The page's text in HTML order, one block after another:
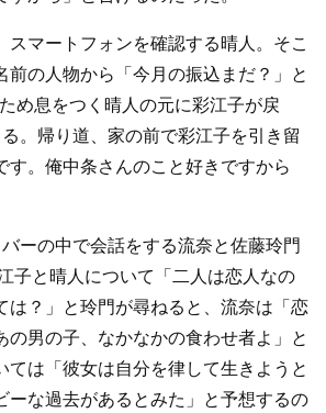
スマートフォンを確認する晴人。そこ
前の人物から「今月の振込まだ？」と
め息をつく晴人の元に彩江子が戻
。帰り道、家の前で彩江子を引き留
す。俺中条さんのこと好きですから
ーの中で会話をする流奈と佐藤玲門
子と晴人について「二人は恋人なの
は？」と玲門が尋ねると、流奈は「恋
の男の子、なかなかの食わせ者よ」と
ては「彼女は自分を律して生きようと
ーな過去があるとみた」と予想するの